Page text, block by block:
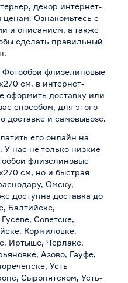
декор интернет-
Ознакомьтесь с
и описанием, а также
сделать правильный
Фотообои флизелиновые
см, в интернет-
оформить доставку или
способом, для этого
доставке и самовывозе.
его онлайн на
нас не только низкие
флизелиновые
см, но и быстрая
Омску,
доступна доставка до
Балтийске,
Советске,
Кормиловке,
Иртыше, Черлаке,
Азово, Гауфе,
Усть-
Сыропятском, Усть-